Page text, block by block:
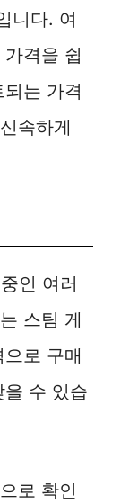
니다. 여
격을 쉽
는 가격
속하게
인 여러
스팀 게
로 구매
수 있습
로 확인